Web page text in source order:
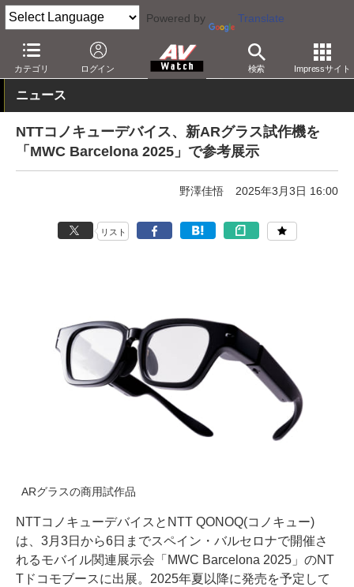
Powered by Translate
カテゴリ ログイン 検索 Impressサイト
AV Watch 製品 HMD/スマートグラス
ニュース
NTTコノキューデバイス、新ARグラス試作機を
「MWC Barcelona 2025」で参考展示
野澤佳悟 2025年3月3日 16:00
リスト
ARグラスの商用試作品
NTTコノキューデバイスとNTT QONOQ(コノキュー)
は、3月3日から6日までスペイン・バルセロナで開催さ
れるモバイル関連展示会「MWC Barcelona 2025」のNT
Tドコモブースに出展。2025年夏以降に発売を予定して